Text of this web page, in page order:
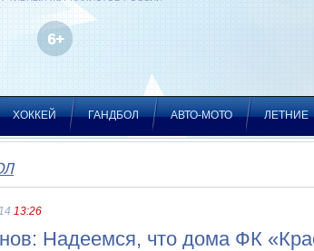
ХОККЕЙ ГАНДБОЛ АВТО-МОТО ЛЕТНИЕ
13:26
Надеемся, что дома ФК